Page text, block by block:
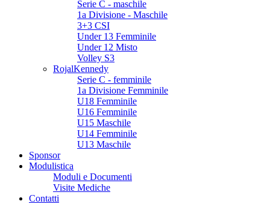
Serie C - maschile
1a Divisione - Maschile
3+3 CSI
Under 13 Femminile
Under 12 Misto
Volley S3
RojalKennedy
Serie C - femminile
1a Divisione Femminile
U18 Femminile
U16 Femminile
U15 Maschile
U14 Femminile
U13 Maschile
Sponsor
Modulistica
Moduli e Documenti
Visite Mediche
Contatti